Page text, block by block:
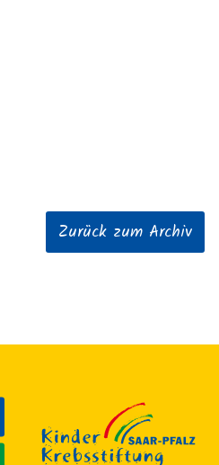
Zurück zum Archiv